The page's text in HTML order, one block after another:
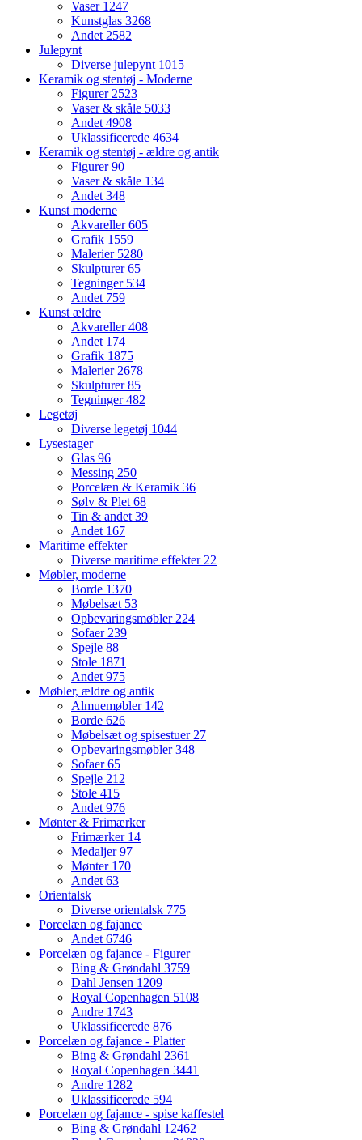
Vaser 1247
Kunstglas 3268
Andet 2582
Julepynt
Diverse julepynt 1015
Keramik og stentøj - Moderne
Figurer 2523
Vaser & skåle 5033
Andet 4908
Uklassificerede 4634
Keramik og stentøj - ældre og antik
Figurer90
Vaser & skåle 134
Andet 348
Kunst moderne
Akvareller605
Grafik 1559
Malerier 5280
Skulpturer65
Tegninger 534
Andet 759
Kunst ældre
Akvareller408
Andet 174
Grafik 1875
Malerier 2678
Skulpturer85
Tegninger482
Legetøj
Diverse legetøj 1044
Lysestager
Glas 96
Messing 250
Porcelæn & Keramik 36
Sølv & Plet 68
Tin & andet 39
Andet 167
Maritime effekter
Diverse maritime effekter 22
Møbler, moderne
Borde 1370
Møbelsæt 53
Opbevaringsmøbler 224
Sofaer 239
Spejle 88
Stole 1871
Andet 975
Møbler, ældre og antik
Almuemøbler 142
Borde 626
Møbelsæt og spisestuer 27
Opbevaringsmøbler348
Sofaer65
Spejle 212
Stole 415
Andet 976
Mønter & Frimærker
Frimærker 14
Medaljer97
Mønter 170
Andet 63
Orientalsk
Diverse orientalsk 775
Porcelæn og fajance
Andet 6746
Porcelæn og fajance - Figurer
Bing & Grøndahl 3759
Dahl Jensen 1209
Royal Copenhagen 5108
Andre 1743
Uklassificerede 876
Porcelæn og fajance - Platter
Bing & Grøndahl 2361
Royal Copenhagen 3441
Andre 1282
Uklassificerede 594
Porcelæn og fajance - spise kaffestel
Bing & Grøndahl 12462